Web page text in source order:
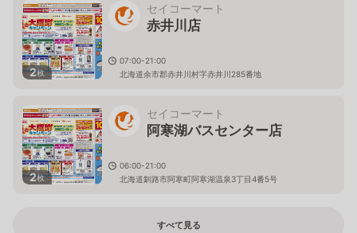
2枚
セイコーマート
赤井川店
07:00-21:00
北海道余市郡赤井川村字赤井川285番地
2枚
セイコーマート
阿寒湖バスセンター店
06:00-21:00
北海道釧路市阿寒町阿寒湖温泉3丁目4番5号
すべて見る